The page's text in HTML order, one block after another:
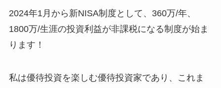
2024年1月から新NISA制度として、360万/年、
1800万/生涯の投資利益が非課税になる制度が始ま
ります！
私は優待投資を楽しむ優待投資家であり、これま